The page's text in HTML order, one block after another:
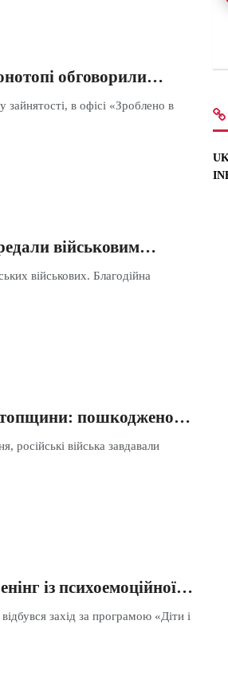
обговорили…
зайнятості, в офісі «Зроблено в
військовим…
військових. Благодійна
пошкоджено…
війська завдавали
із психоемоційної…
захід за програмою «Діти і